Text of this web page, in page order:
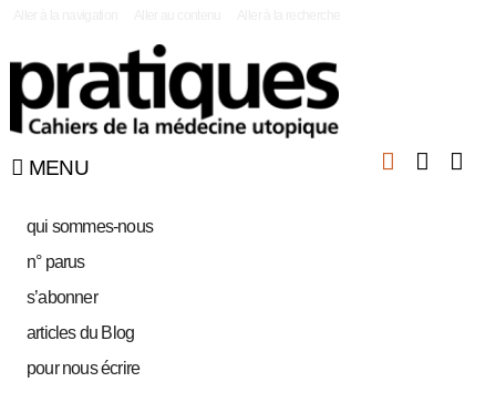
MENU
qui sommes-nous
n° parus
s’abonner
articles du Blog
pour nous écrire